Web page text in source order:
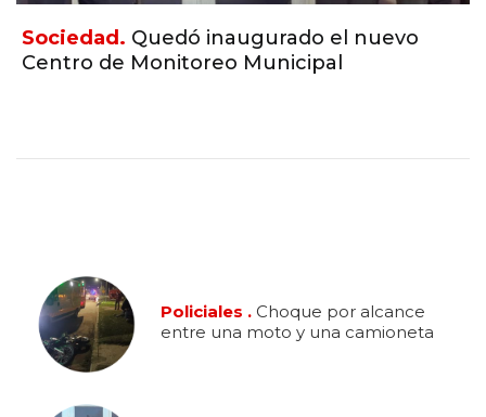
Sociedad. Quedó inaugurado el nuevo
Centro de Monitoreo Municipal
Policiales . Choque por alcance
entre una moto y una camioneta